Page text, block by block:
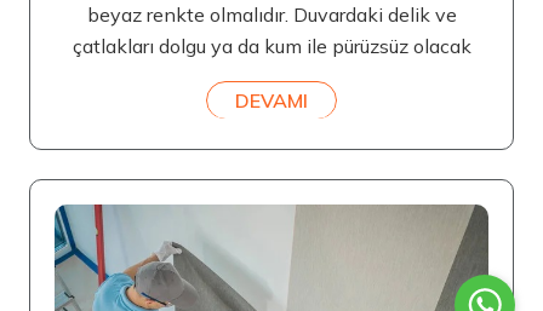
beyaz renkte olmalıdır. Duvardaki delik ve
çatlakları dolgu ya da kum ile pürüzsüz olacak
DEVAMI